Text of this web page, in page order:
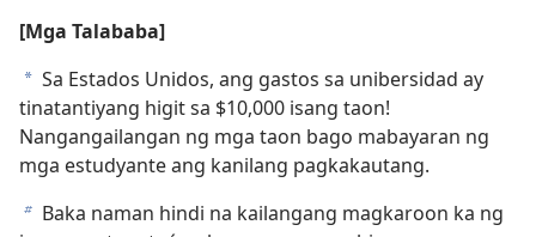
[Mga Talababa]
a Sa Estados Unidos, ang gastos sa unibersidad ay
tinatantiyang higit sa $10,000 isang taon!
Nangangailangan ng mga taon bago mabayaran ng
mga estudyante ang kanilang pagkakautang.
b Baka naman hindi na kailangang magkaroon ka ng